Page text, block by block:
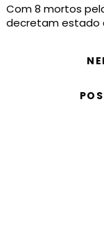
Com 8 mortos
decretam estado